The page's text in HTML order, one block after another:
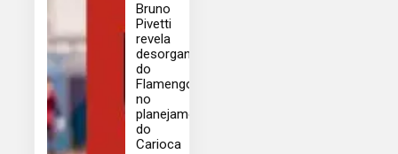
Bruno
Pivetti
revela
desorganização
do
Flamengo
no
planejamento
do
Carioca